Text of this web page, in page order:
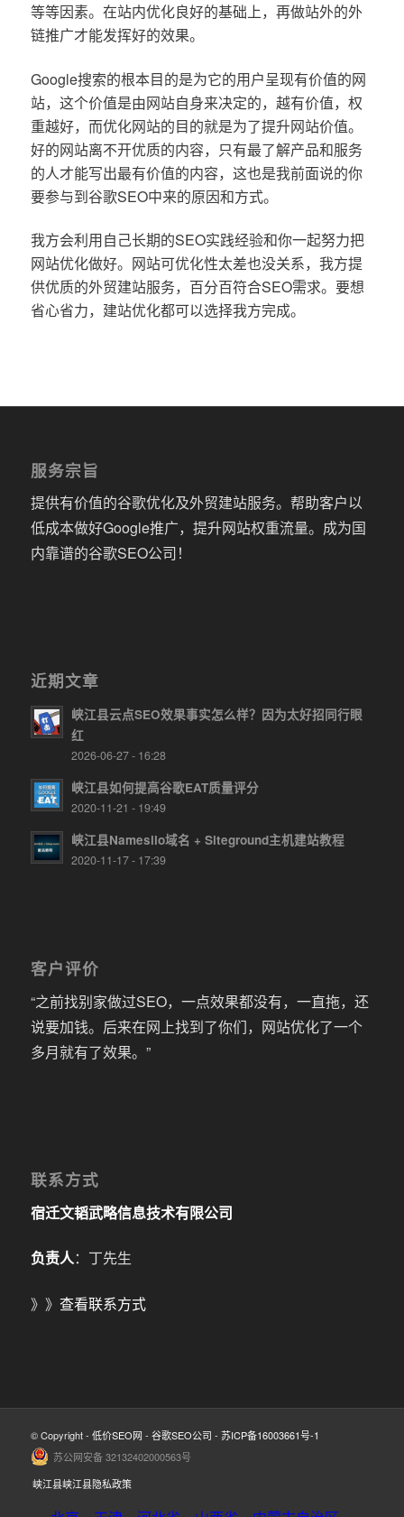
等等因素。在站内优化良好的基础上，再做站外的外
链推广才能发挥好的效果。
Google搜索的根本目的是为它的用户呈现有价值的网
站，这个价值是由网站自身来决定的，越有价值，权
重越好，而优化网站的目的就是为了提升网站价值。
好的网站离不开优质的内容，只有最了解产品和服务
的人才能写出最有价值的内容，这也是我前面说的你
要参与到谷歌SEO中来的原因和方式。
我方会利用自己长期的SEO实践经验和你一起努力把
网站优化做好。网站可优化性太差也没关系，我方提
供优质的外贸建站服务，百分百符合SEO需求。要想
省心省力，建站优化都可以选择我方完成。
服务宗旨
提供有价值的谷歌优化及外贸建站服务。帮助客户以
低成本做好Google推广，提升网站权重流量。成为国
内靠谱的谷歌SEO公司！
近期文章
峡江县云点SEO效果事实怎么样？因为太好招同行眼
红
2026-06-27 - 16:28
峡江县如何提高谷歌EAT质量评分
2020-11-21 - 19:49
峡江县Namesilo域名 + Siteground主机建站教程
2020-11-17 - 17:39
客户评价
“之前找别家做过SEO，一点效果都没有，一直拖，还
说要加钱。后来在网上找到了你们，网站优化了一个
多月就有了效果。”
联系方式
宿迁文韬武略信息技术有限公司
负责人：丁先生
》》 查看联系方式
© Copyright - 低价SEO网 - 谷歌SEO公司 - 苏ICP备16003661号-1
苏公网安备 32132402000563号
峡江县峡江县隐私政策